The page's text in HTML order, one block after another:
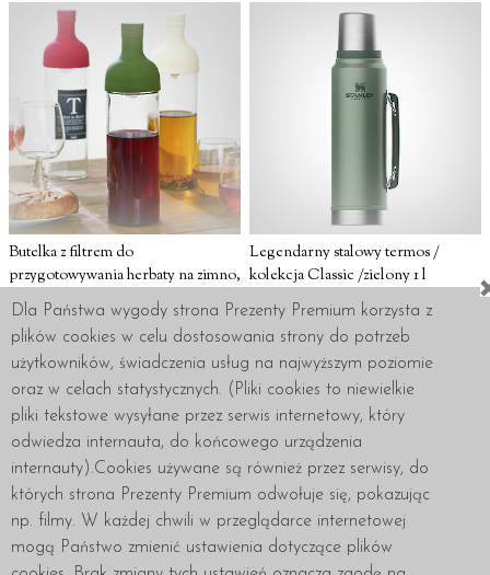
Butelka z filtrem do
przygotowywania herbaty na zimno,
Cold Brew Tea, 750 ml, Hario -
oliwkowa zieleń
119 zł
Produkt niedostępny
Legendarny stalowy termos /
kolekcja Classic /zielony 1 l
/Stanley
Produkt niedostępny
Regulamin Polityka prywatności
Zakupy
Dostawa i płatności
O Nas Kontakt: 518.486.074
Dla Państwa wygody strona Prezenty Premium korzysta z
plików cookies w celu dostosowania strony do potrzeb
użytkowników, świadczenia usług na najwyższym poziomie
oraz w celach statystycznych. (Pliki cookies to niewielkie
pliki tekstowe wysyłane przez serwis internetowy, który
odwiedza internauta, do końcowego urządzenia
internauty).Cookies używane są również przez serwisy, do
których strona Prezenty Premium odwołuje się, pokazując
np. filmy. W każdej chwili w przeglądarce internetowej
mogą Państwo zmienić ustawienia dotyczące plików